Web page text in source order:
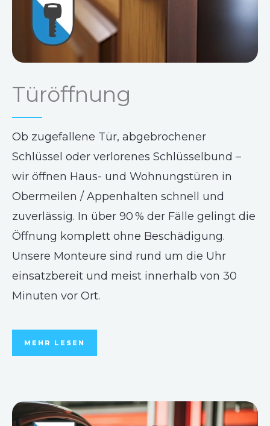
Türöffnung
Ob zugefallene Tür, abgebrochener
Schlüssel oder verlorenes Schlüsselbund –
wir öffnen Haus- und Wohnungstüren in
Obermeilen / Appenhalten schnell und
zuverlässig. In über 90 % der Fälle gelingt die
Öffnung komplett ohne Beschädigung.
Unsere Monteure sind rund um die Uhr
einsatzbereit und meist innerhalb von 30
Minuten vor Ort.
MEHR LESEN